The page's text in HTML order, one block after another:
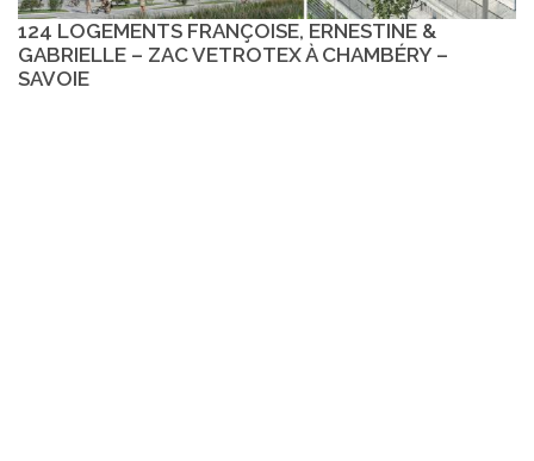
124 LOGEMENTS FRANÇOISE, ERNESTINE &
GABRIELLE – ZAC VETROTEX À CHAMBÉRY –
SAVOIE